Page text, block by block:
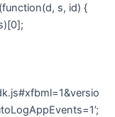
s, id) {